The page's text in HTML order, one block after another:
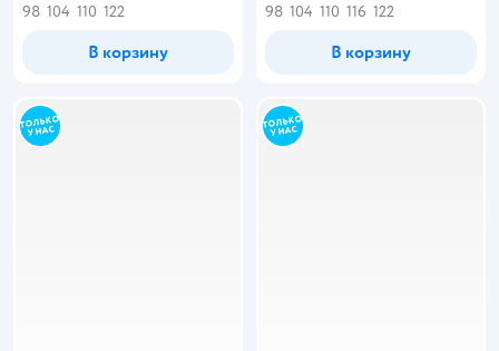
98 104 110 122
В корзину
98 104 110 116 122
В корзину